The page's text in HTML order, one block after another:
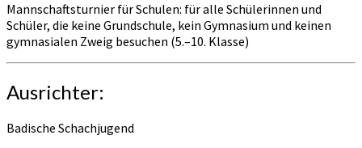
Mannschaftsturnier für Schulen: für alle Schülerinnen und
Schüler, die keine Grundschule, kein Gymnasium und keinen
gymnasialen Zweig besuchen (5.–10. Klasse)
Ausrichter:
Badische Schachjugend